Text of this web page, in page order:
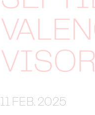
11 FEB. 2025